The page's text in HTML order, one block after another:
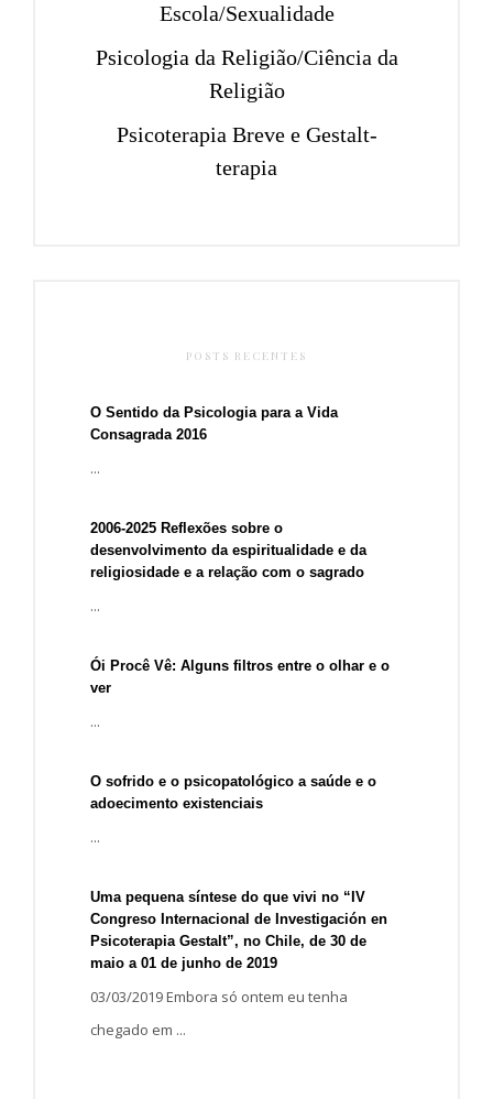
Escola/Sexualidade
Psicologia da Religião/Ciência da
Religião
Psicoterapia Breve e Gestalt-
terapia
POSTS RECENTES
O Sentido da Psicologia para a Vida
Consagrada 2016
...
2006-2025 Reflexões sobre o
desenvolvimento da espiritualidade e da
religiosidade e a relação com o sagrado
...
Ói Procê Vê: Alguns filtros entre o olhar e o
ver
...
O sofrido e o psicopatológico a saúde e o
adoecimento existenciais
...
Uma pequena síntese do que vivi no “IV
Congreso Internacional de Investigación en
Psicoterapia Gestalt”, no Chile, de 30 de
maio a 01 de junho de 2019
03/03/2019 Embora só ontem eu tenha
chegado em ...